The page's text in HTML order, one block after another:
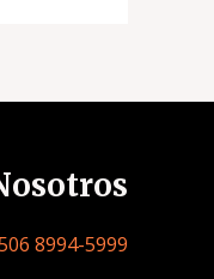
8994-5999